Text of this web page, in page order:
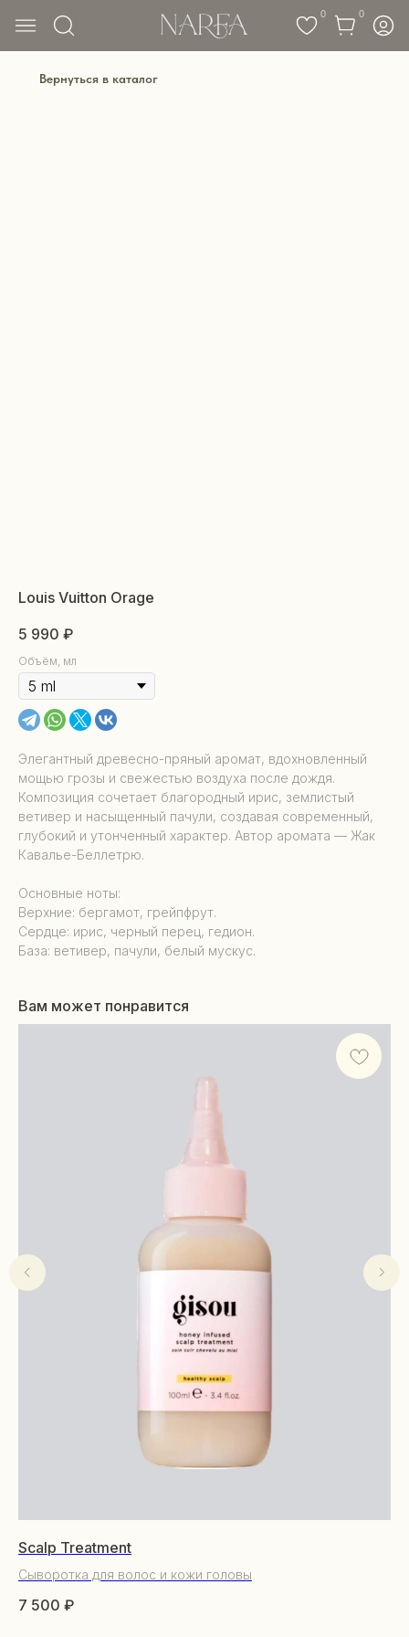
Вернуться в каталог
Louis Vuitton Orage
5 990 ₽
Объём, мл
Элегантный древесно-пряный аромат, вдохновленный
мощью грозы и свежестью воздуха после дождя.
Композиция сочетает благородный ирис, землистый
ветивер и насыщенный пачули, создавая современный,
глубокий и утонченный характер. Автор аромата — Жак
Кавалье-Беллетрю.
Основные ноты:
Верхние: бергамот, грейпфрут.
Сердце: ирис, черный перец, гедион.
База: ветивер, пачули, белый мускус.
Вам может понравится
Scalp Treatment
Сыворотка для волос и кожи головы
7 500 ₽
КАТАЛОГ
Уходовая косметика